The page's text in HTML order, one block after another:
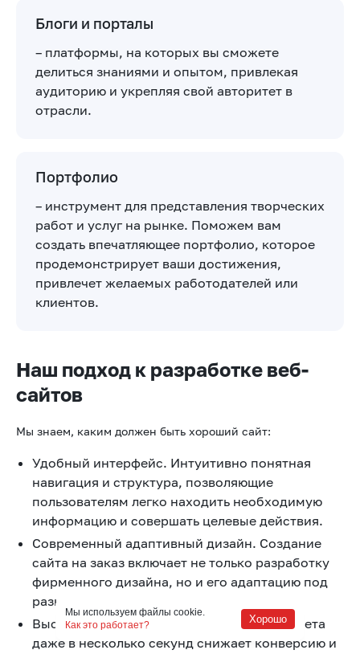
Блоги и порталы
– платформы, на которых вы сможете
делиться знаниями и опытом, привлекая
аудиторию и укрепляя свой авторитет в
отрасли.
Портфолио
– инструмент для представления творческих
работ и услуг на рынке. Поможем вам
создать впечатляющее портфолио, которое
продемонстрирует ваши достижения,
привлечет желаемых работодателей или
клиентов.
Наш подход к разработке веб-
сайтов
Мы знаем, каким должен быть хороший сайт:
Удобный интерфейс. Интуитивно понятная
навигация и структура, позволяющие
пользователям легко находить необходимую
информацию и совершать целевые действия.
Современный адаптивный дизайн. Создание
сайта на заказ включает не только разработку
фирменного дизайна, но и его адаптацию под
разные устройства.
Высокая скорость загрузки. Задержка ответа
даже в несколько секунд снижает конверсию и
Мы используем файлы cookie.
Как это работает?
Хорошо